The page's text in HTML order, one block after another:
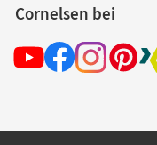
Cornelsen bei